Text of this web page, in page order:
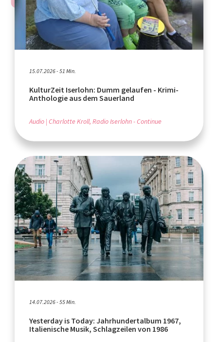
15.07.2026 - 51 Min.
KulturZeit Iserlohn: Dumm gelaufen - Krimi-
Anthologie aus dem Sauerland
Audio Charlotte Kroll, Radio Iserlohn - Continue
14.07.2026 - 55 Min.
Yesterday is Today: Jahrhundertalbum 1967,
Italienische Musik, Schlagzeilen von 1986